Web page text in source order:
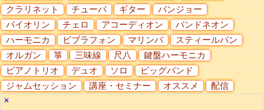
クラリネット
チューバ ギター
バンジョー
バイオリン
チェロ アコーディオン
バンドネオン
ハーモニカ
ビブラフォン マリンバ
スティールパン
オルガン
箏 三味線 尺八
鍵盤ハーモニカ
ピアノトリオ
デュオ ソロ
ビッグバンド
ジャムセッション
講座・セミナー オススメ 配信
✕